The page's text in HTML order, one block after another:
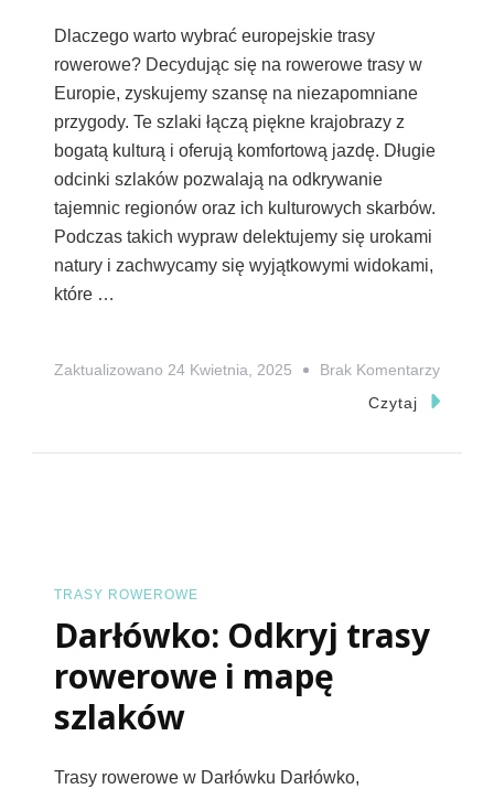
Dlaczego warto wybrać europejskie trasy
rowerowe? Decydując się na rowerowe trasy w
Europie, zyskujemy szansę na niezapomniane
przygody. Te szlaki łączą piękne krajobrazy z
bogatą kulturą i oferują komfortową jazdę. Długie
odcinki szlaków pozwalają na odkrywanie
tajemnic regionów oraz ich kulturowych skarbów.
Podczas takich wypraw delektujemy się urokami
natury i zachwycamy się wyjątkowymi widokami,
które …
Zaktualizowano 24 Kwietnia, 2025 Brak KomentarzyDo
Czytaj
TRASY ROWEROWE
Darłówko: Odkryj trasy
rowerowe i mapę
szlaków
Trasy rowerowe w Darłówku Darłówko,